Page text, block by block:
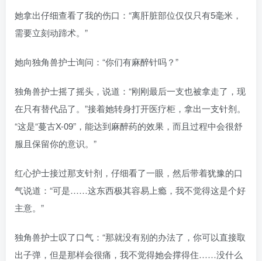
她拿出仔细查看了我的伤口：“离肝脏部位仅仅只有5毫米，
需要立刻动蹄术。”
她向独角兽护士询问：“你们有麻醉针吗？”
独角兽护士摇了摇头，说道：“刚刚最后一支也被拿走了，现
在只有替代品了。”接着她转身打开医疗柜，拿出一支针剂。
“这是“蔓古X-09”，能达到麻醉药的效果，而且过程中会很舒
服且保留你的意识。”
红心护士接过那支针剂，仔细看了一眼，然后带着犹豫的口
气说道：“可是……这东西极其容易上瘾，我不觉得这是个好
主意。”
独角兽护士叹了口气：“那就没有别的办法了，你可以直接取
出子弹，但是那样会很痛，我不觉得她会撑得住……没什么